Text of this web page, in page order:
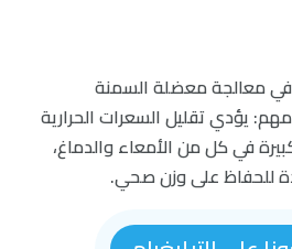
في معالجة معضلة السمنة
يؤدي تقليل السعرات الحرارية
في كل من الأمعاء والدماغ،
للحفاظ على وزن صحي.